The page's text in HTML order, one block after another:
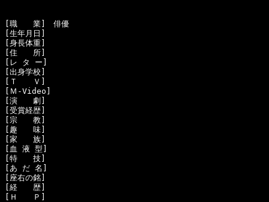
[職　　業]　俳優
[生年月日]
[身長体重]
[住　　所]
[レ タ ー]
[出身学校]
[Ｔ　　Ｖ]
[Ｍ-Video]
[演　　劇]
[受賞経歴]
[宗　　教]
[趣　　味]
[家　　族]
[血 液 型]
[特　　技]
[あ だ 名]
[座右の銘]
[経　　歴]
[Ｈ　　Ｐ]